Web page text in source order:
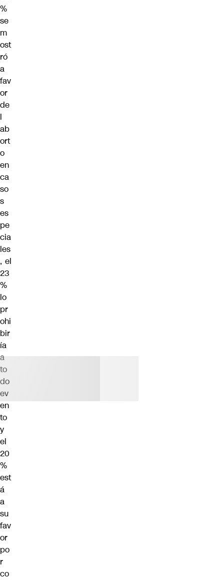
%
se
m
ost
ró
a
fav
or
de
l
ab
ort
o
en
ca
so
s
es
pe
cia
les
, el
23
%
lo
pr
ohi
bir
ía
a
to
do
ev
en
to
y
el
20
%
est
á
a
su
fav
or
po
r
co